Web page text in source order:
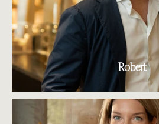
Robert